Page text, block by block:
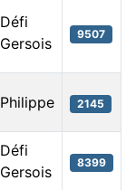
Défi
Gersois
9507
Philippe 2145
Défi
Gersois
8399